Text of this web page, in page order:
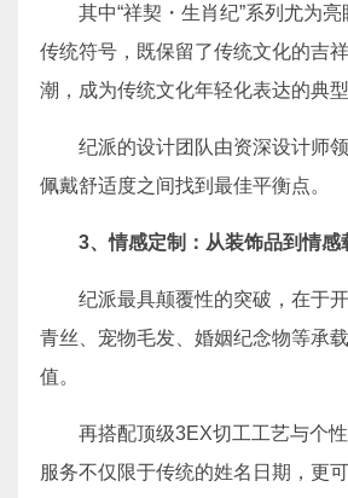
其中“祥契・生肖纪”系列尤为
传统符号，既保留了传统文化的吉
潮，成为传统文化年轻化表达的典型
纪派的设计团队由资深设计师
佩戴舒适度之间找到最佳平衡点。
3、情感定制：从装饰品到情感
纪派最具颠覆性的突破，在于
青丝、宠物毛发、婚姻纪念物等承
值。
再搭配顶级3EX切工工艺与个
服务不仅限于传统的姓名日期，更